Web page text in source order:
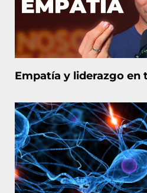
Empatía y liderazgo en